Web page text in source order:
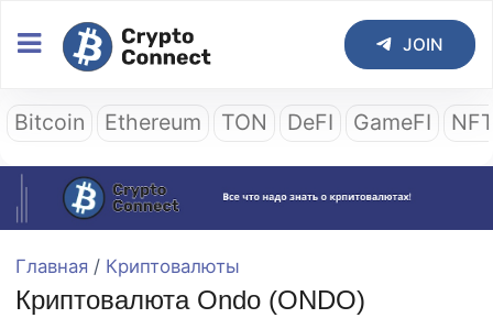
JOIN
Bitcoin Ethereum TON DeFI GameFI
Главная / Криптовалюты
Криптовалюта Ondo (ONDO)